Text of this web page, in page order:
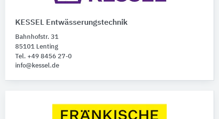
KESSEL Entwässerungstechnik
Bahnhofstr. 31
85101 Lenting
Tel. +49 8456 27-0
info@kessel.de